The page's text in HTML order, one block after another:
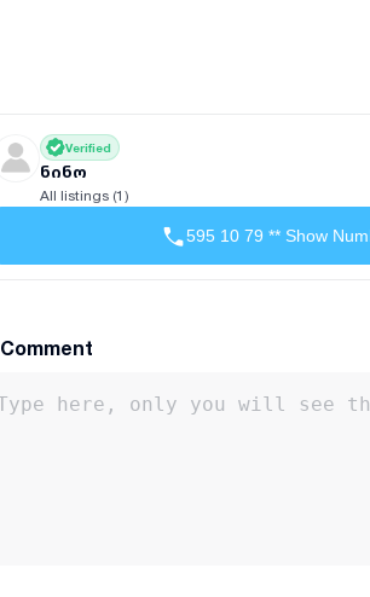
Verified
ნინო
All listings (1)
595 10 79 ** Show
Comment